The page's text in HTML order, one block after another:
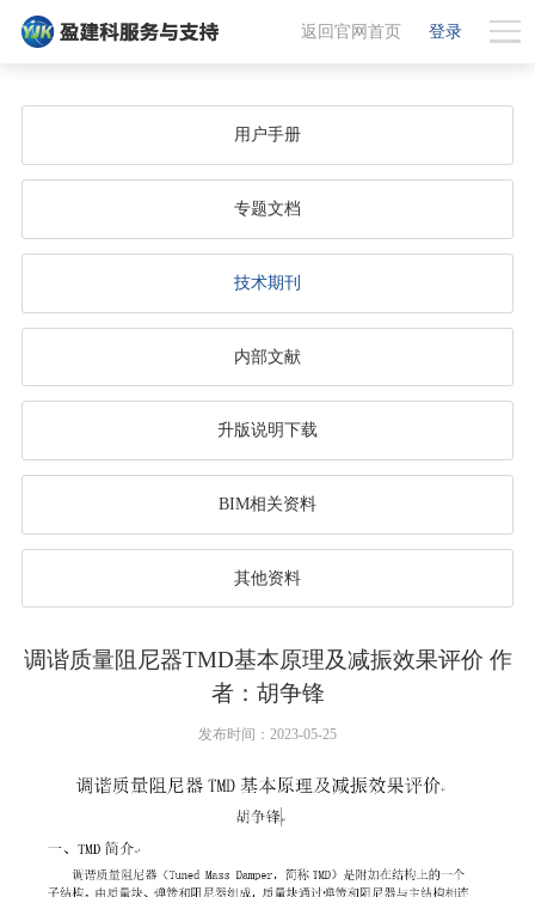
登录
返回官网首页
用户手册
专题文档
技术期刊
内部文献
升版说明下载
BIM相关资料
其他资料
调谐质量阻尼器TMD基本原理及减振效果评价 作
者：胡争锋
发布时间：2023-05-25